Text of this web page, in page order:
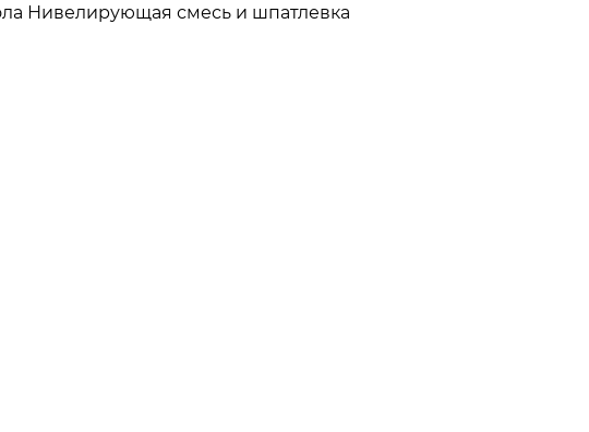
Нивелирующая смесь и шпатлевка